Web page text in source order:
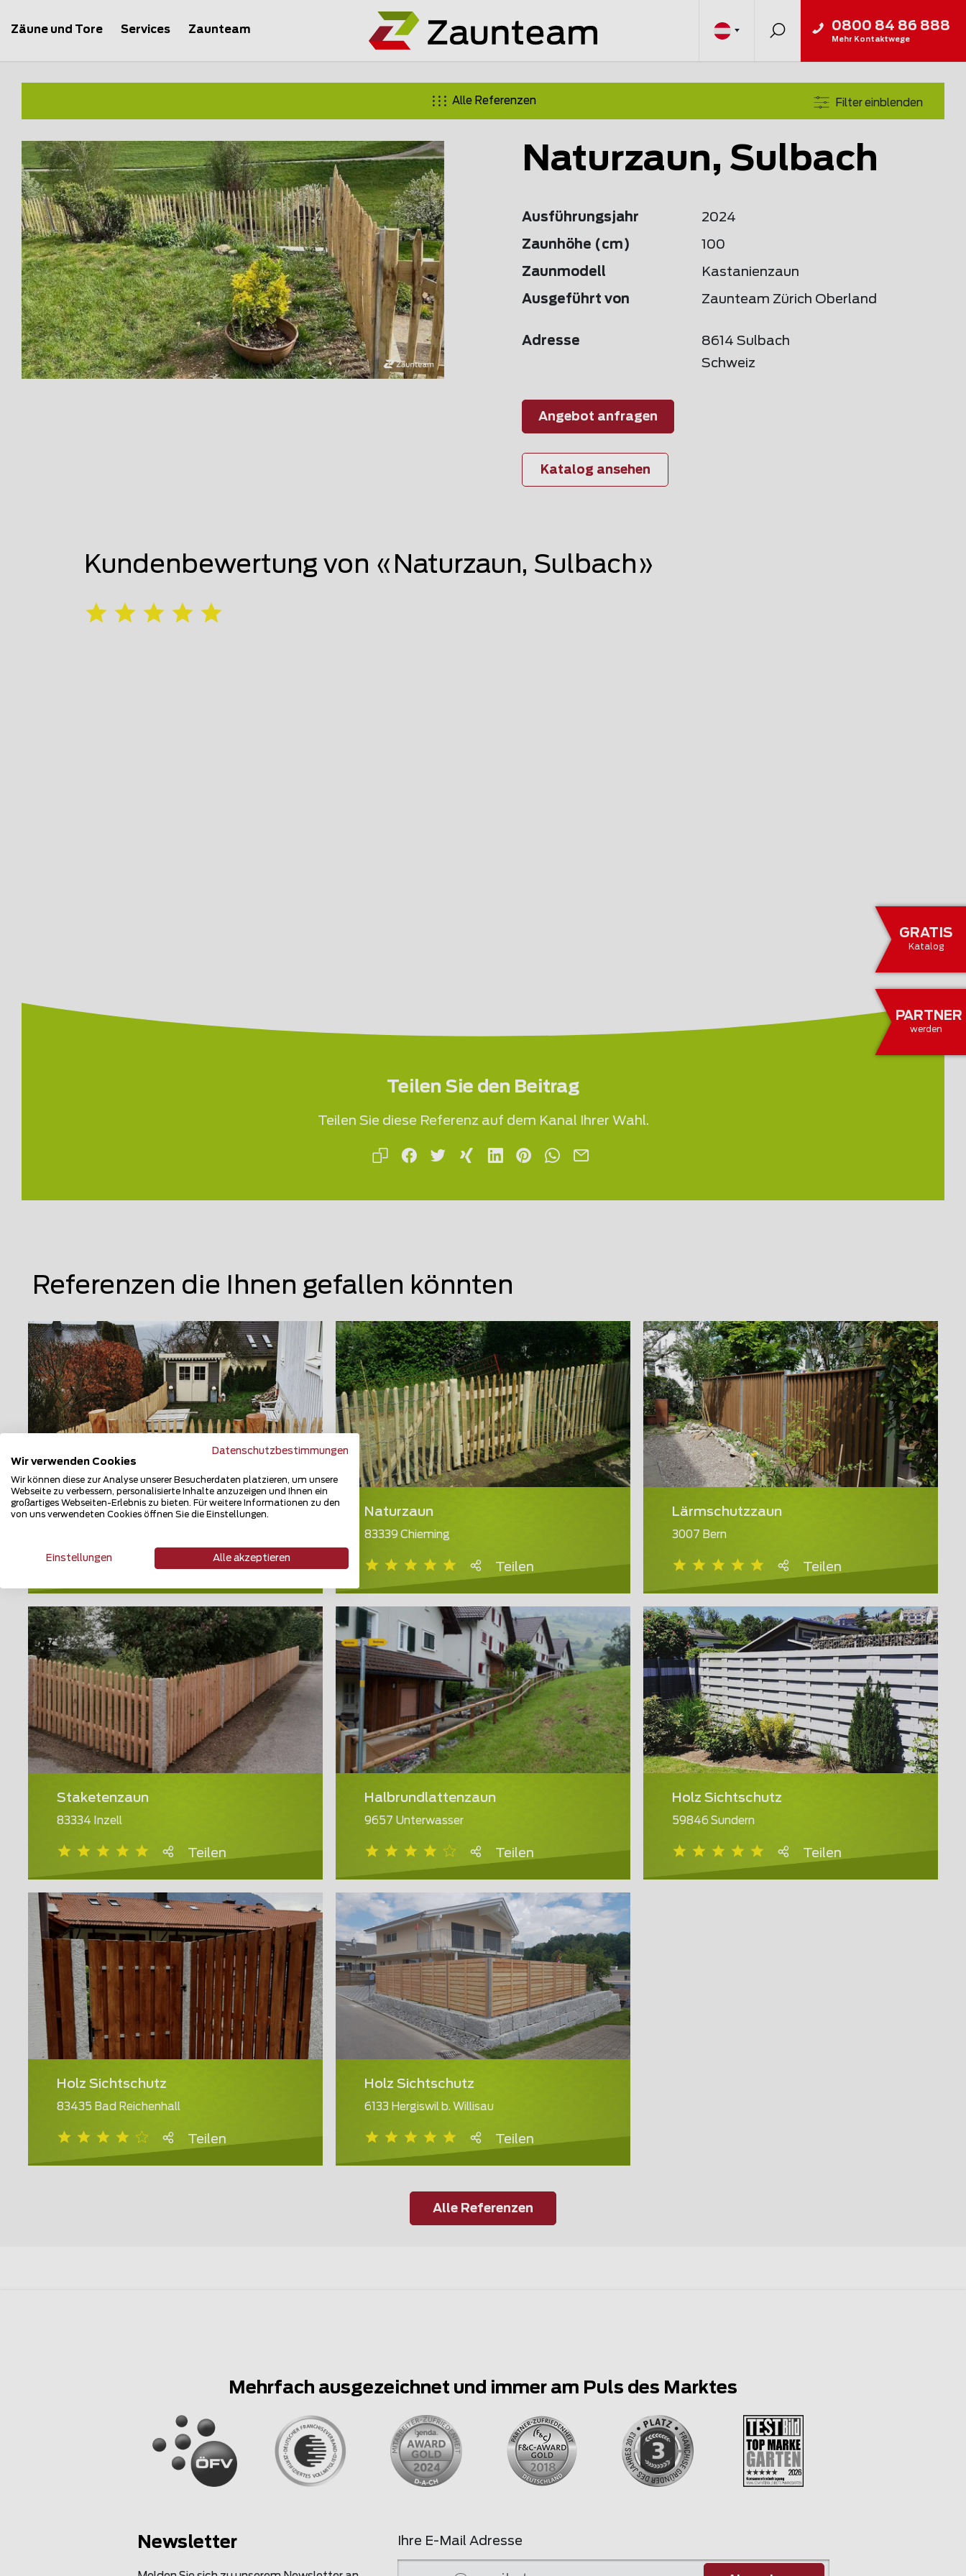
GRATIS
Katalog
PARTNER
werden
Zäune und Tore Services Zaunteam 0800 84 86 888
Mehr Kontaktwege
Alle Referenzen Filter einblenden
Naturzaun, Sulbach
Ausführungsjahr 2024
Zaunhöhe (cm) 100
Zaunmodell Kastanienzaun
Ausgeführt von Zaunteam Zürich Oberland
Adresse
8614 Sulbach
Schweiz
Angebot anfragen
Katalog ansehen
Kundenbewertung von «Naturzaun, Sulbach»
Teilen Sie den Beitrag
Teilen Sie diese Referenz auf dem Kanal Ihrer Wahl.
Referenzen die Ihnen gefallen könnten
Naturzaun
Teilen
Naturzaun
83339 Chieming
Teilen
Lärmschutzzaun
3007 Bern
Teilen
Staketenzaun
83334 Inzell
Teilen
Halbrundlattenzaun
9657 Unterwasser
Teilen
Holz Sichtschutz
59846 Sundern
Teilen
Holz Sichtschutz
83435 Bad Reichenhall
Teilen
Holz Sichtschutz
6133 Hergiswil b. Willisau
Teilen
Alle Referenzen
Mehrfach ausgezeichnet und immer am Puls des Marktes
Newsletter Ihre E-Mail Adresse
Datenschutzbestimmungen
Wir verwenden Cookies
Wir können diese zur Analyse unserer Besucherdaten platzieren, um unsere
Webseite zu verbessern, personalisierte Inhalte anzuzeigen und Ihnen ein
großartiges Webseiten-Erlebnis zu bieten. Für weitere Informationen zu den
von uns verwendeten Cookies öffnen Sie die Einstellungen.
Einstellungen Alle akzeptieren